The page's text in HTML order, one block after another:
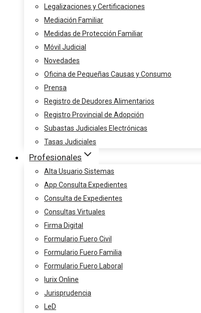
Legalizaciones y Certificaciones
Mediación Familiar
Medidas de Protección Familiar
Móvil Judicial
Novedades
Oficina de Pequeñas Causas y Consumo
Prensa
Registro de Deudores Alimentarios
Registro Provincial de Adopción
Subastas Judiciales Electrónicas
Tasas Judiciales
Profesionales
Alta Usuario Sistemas
App Consulta Expedientes
Consulta de Expedientes
Consultas Virtuales
Firma Digital
Formulario Fuero Civil
Formulario Fuero Familia
Formulario Fuero Laboral
Iurix Online
Jurisprudencia
LeD